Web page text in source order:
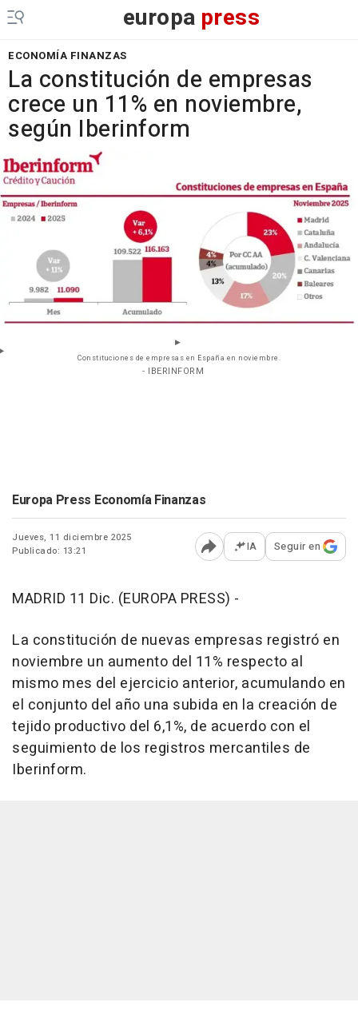
europa press
ECONOMÍA FINANZAS
La constitución de empresas
crece un 11% en noviembre,
según Iberinform
Constituciones de empresas en España en noviembre.
- IBERINFORM
Europa Press Economía Finanzas
Jueves, 11 diciembre 2025
Publicado: 13:21
Abrir opciones para
IA Seguir en
MADRID 11 Dic. (EUROPA PRESS) -
La constitución de nuevas empresas registró en
noviembre un aumento del 11% respecto al
mismo mes del ejercicio anterior, acumulando en
el conjunto del año una subida en la creación de
tejido productivo del 6,1%, de acuerdo con el
seguimiento de los registros mercantiles de
Iberinform.